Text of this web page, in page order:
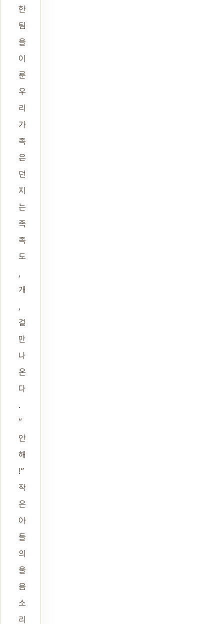
한
팀
을
이
룬
우
리
가
족
은
던
지
는
족
족
도
개
걸
만
나
온
다
.
“
안
해
!”
작
은
아
들
의
울
음
소
리